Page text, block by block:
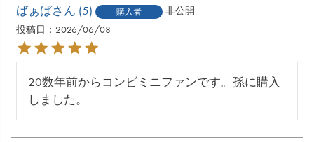
ばぁば 5 購入者
非公開
投稿日
2026/06/08
20数年前からコンビミニファンです。孫に購入
しました。